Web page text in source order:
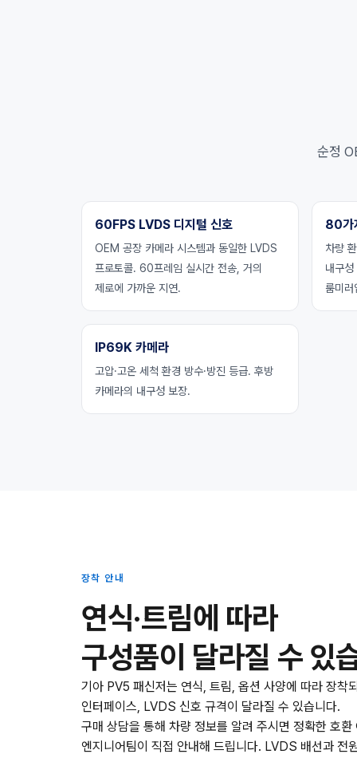
순정
60FPS LVDS 디지털 신호
OEM 공장 카메라 시스템과 동일한 LVDS
프로토콜. 60프레임 실시간 전송, 거의
제로에 가까운 지연.
80가
차량
내구
룸미러
IP69K 카메라
고압·고온 세척 환경 방수·방진 등급. 후방
카메라의 내구성 보장.
장착 안내
연식·트림에 따라
구성품이 달라질 수 있
기아 PV5 패신저는 연식, 트림, 옵션 사양에 따라 장착
인터페이스, LVDS 신호 규격이 달라질 수 있습니다.
구매 상담을 통해 차량 정보를 알려 주시면 정확한 호환
엔지니어팀이 직접 안내해 드립니다. LVDS 배선과 전